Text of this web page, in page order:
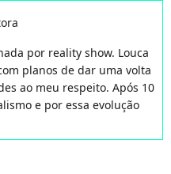
por reality show. Louca
planos de dar uma volta
ao meu respeito. Após 10
e por essa evolução